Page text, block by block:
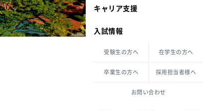
カリキュラム・ポリシー
倫理憲章
ハラスメントの防止
共生のための多様性宣言
一般教育課程
キャンパスメンバーズ
教職センター
学芸員課程
図書館司書課程
キリスト教文化研究所
生活環境科学研究所
カリキュラム・入室方法
キャリア支援
入試情報
受験生の方へ 在学生の方へ
卒業生の方へ 採用担当者様へ
お問い合わせ